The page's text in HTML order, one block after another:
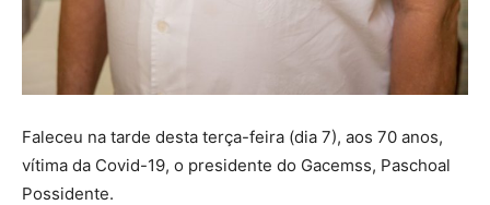
Faleceu na tarde desta terça-feira (dia 7), aos 70 anos,
vítima da Covid-19, o presidente do Gacemss, Paschoal
Possidente.